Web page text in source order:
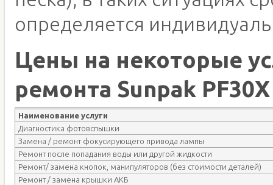
определяется
Цены на некоторые
ремонта Sunpak PF30X
Наименование услуги
Диагностика фотовспышки
Замена / ремонт фокусирующего привода лампы
Ремонт после попадания воды или другой жидкости
Ремонт/ замена кнопок, манипуляторов (без стоимости деталей)
Ремонт / замена крышки АКБ